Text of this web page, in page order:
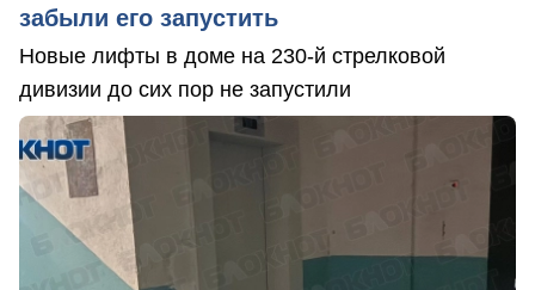
забыли его запустить
Новые лифты в доме на 230-й стрелковой
дивизии до сих пор не запустили